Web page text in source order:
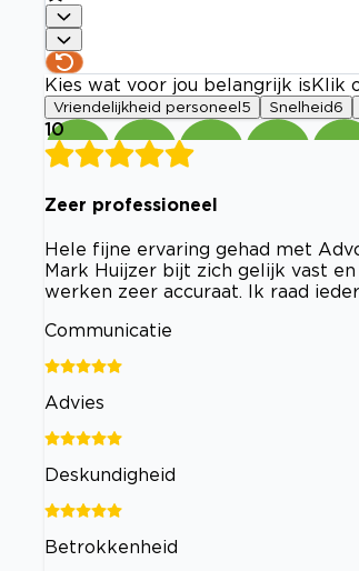
Kies wat voor jou belangrijk is Klik
Vriendelijkheid personeel 5 Snelheid 6
10
Zeer professioneel
Hele fijne ervaring gehad met
Mark Huijzer bijt zich gelijk vast
werken zeer accuraat. Ik raad
Communicatie
Advies
Deskundigheid
Betrokkenheid